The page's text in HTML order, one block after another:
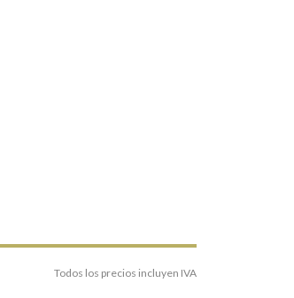
Todos los precios incluyen IVA